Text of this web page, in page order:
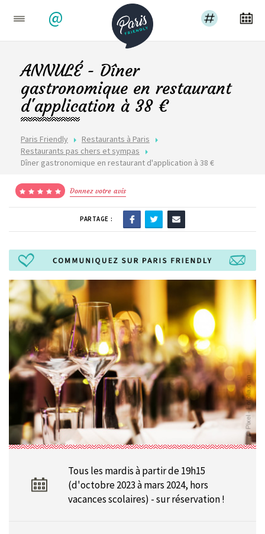
@
Paris Friendly
Restaurants à Paris
Restaurants pas chers et sympas
Dîner gastronomique en restaurant d'application à 38 €
ANNULÉ - Dîner
gastronomique en restaurant
d'application à 38 €
Donnez votre avis
PARTAGE :
Tous les mardis à partir de 19h15
(d'octobre 2023 à mars 2024, hors
vacances scolaires) - sur réservation !